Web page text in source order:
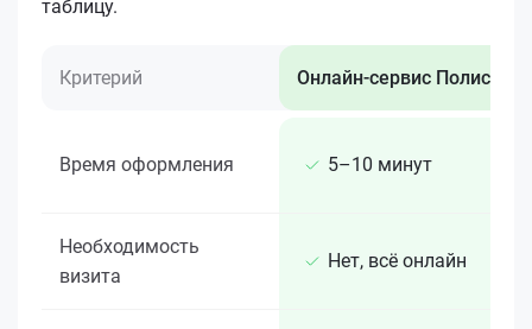
таблицу.
Критерий Онлайн-сервис Полис 812
Время оформления 5–10 минут
Необходимость
визита
Нет, всё онлайн